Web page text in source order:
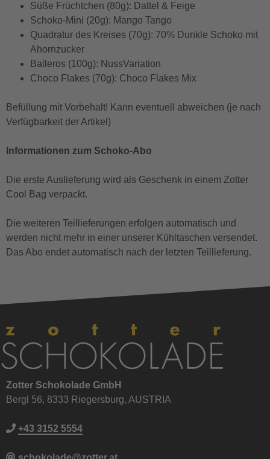
Süße Früchtchen (80g): Dattel & Feige
Schoko-Mini (20g): Mango Tango
Quadratur des Kreises (70g): 70% Dunkle Schoko mit
Ahornzucker
Balleros (100g): NussVariation
Choco Flakes (70g): Choco Flakes Mix
Befüllung mit Vorbehalt! Kann eventuell abweichen (je nach
Verfügbarkeit der Artikel)
Informationen zum Schoko-Abo
Die erste Auslieferung wird als Geschenk in einem Zotter
Cool Bag verpackt.
Die weiteren Teillieferungen erfolgen automatisch und
werden nicht mehr in einer unserer Kühltaschen versendet.
Das Abo endet automatisch nach der letzten Teillieferung.
Zotter Schokolade GmbH
Bergl 56, 8333 Riegersburg, AUSTRIA
+43 3152 5554